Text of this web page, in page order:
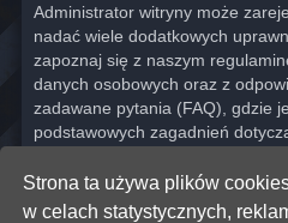
Strona ta używa plików
w celach statystycznych,
Administrator witryny może
nadać wiele dodatkowych
zapoznaj się z naszym
danych osobowych oraz z
zadawane pytania (FAQ), gdzie
podstawowych zagadnień
| Zasady ochrony